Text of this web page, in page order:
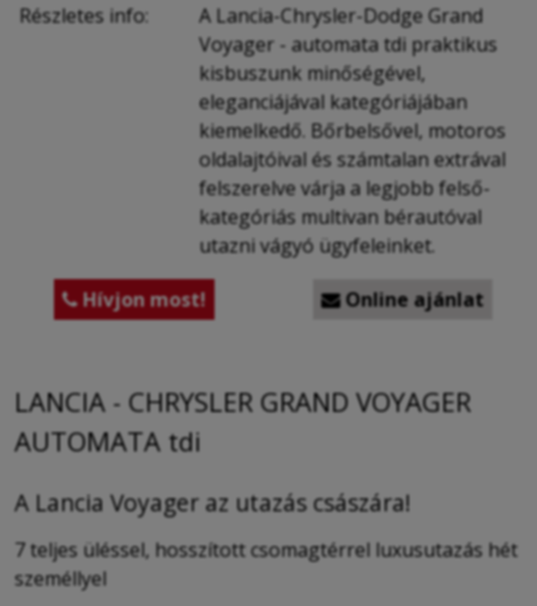
Részletes info: A Lancia-Chrysler-DodgeGrand
Voyager - automata tdi praktikus
kisbuszunk minőségével,
eleganciájával kategóriájában
kiemelkedő. Bőrbelsővel, motoros
oldalajtóival és számtalan extrával
felszerelve várja a legjobb felső-
kategóriás multivan bérautóval
utazni vágyó ügyfeleinket.
 Hívjon most! Online ajánlat
LANCIA - CHRYSLER GRAND VOYAGER
AUTOMATA tdi
A Lancia Voyager az utazás császára!
7 teljes üléssel, hosszított csomagtérrel luxusutazás hét
személlyel